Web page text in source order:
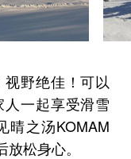
野绝佳！可以
一起享受滑雪
晴之汤KOMAM
松身心。